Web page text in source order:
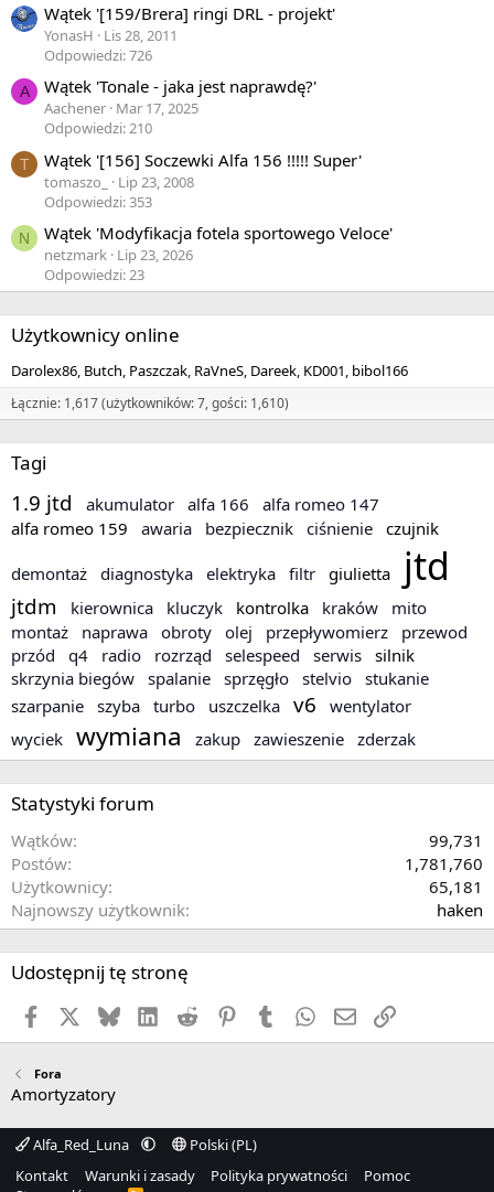
Wątek '[159/Brera] ringi DRL - projekt'
YonasH
Lis 28, 2011
Odpowiedzi: 726
A Wątek 'Tonale - jaka jest naprawdę?'
Aachener Mar 17, 2025
Odpowiedzi: 210
T Wątek '[156] Soczewki Alfa 156 !!!!! Super'
tomaszo_
Lip 23, 2008
Odpowiedzi: 353
N Wątek 'Modyfikacja fotela sportowego Veloce'
netzmark Lip 23, 2026
Odpowiedzi: 23
Użytkownicy online
Darolex86 Butch Paszczak RaVneS Dareek KD001 bibol166
Łącznie: 1,617 (użytkowników: 7, gości: 1,610)
Tagi
1.9 jtd akumulator alfa 166
alfa romeo 147
alfa romeo 159
awaria bezpiecznik ciśnienie czujnik
demontaż diagnostyka elektryka filtr giulietta jtd
jtdm kierownica kluczyk kontrolka kraków
mito
montaż
naprawa obroty olej przepływomierz
przewod
przód
q4 radio rozrząd selespeed serwis silnik
skrzynia biegów spalanie sprzęgło stelvio stukanie
szarpanie szyba turbo uszczelka v6
wentylator
wyciek wymiana zakup zawieszenie zderzak
Statystyki forum
Wątków
99,731
Postów
1,781,760
Użytkownicy
65,181
Najnowszy użytkownik
haken
Udostępnij tę stronę
Facebook BlueskyLinkedInReddit PinterestTumblr WhatsApp
EmailLink
Fora
Amortyzatory
Alfa_Red_Luna
Polski (PL)
Kontakt
Warunki i zasady Polityka prywatności
Pomoc